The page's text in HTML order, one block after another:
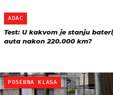
ADAC
Test: U kakvom je stanju
auta nakon 220.000 km?
POSEBNA KLASA